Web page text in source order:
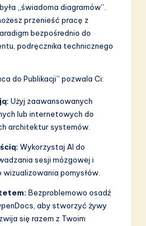
„świadoma diagramów”.
przenieść pracę z
bezpośrednio do
podręcznika technicznego
do Publikacji” pozwala Ci:
Użyj zaawansowanych
lub internetowych do
architektur systemów.
Wykorzystaj AI do
sesji mózgowej i
pomysłów.
Bezproblemowo osadź
aby stworzyć żywy
się razem z Twoim